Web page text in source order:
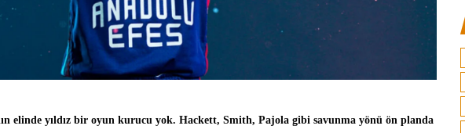
elinde yıldız bir oyun kurucu yok. Hackett, Smith, Pajola gibi savunma yönü ön planda